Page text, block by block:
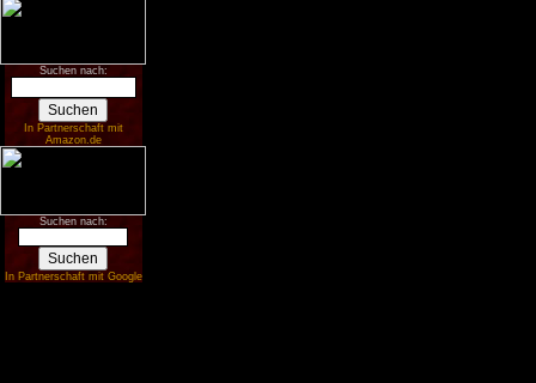
Suchen nach:
In Partnerschaft mit
Amazon.de
Suchen nach:
In Partnerschaft mit Google